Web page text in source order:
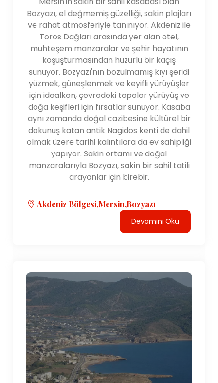
Bozyazı, el değmemiş güzelliği, sakin plajları
ve rahat atmosferiyle tanınıyor. Akdeniz ile
Toros Dağları arasında yer alan otel,
muhteşem manzaralar ve şehir hayatının
koşuşturmasından huzurlu bir kaçış
sunuyor. Bozyazı'nın bozulmamış kıyı şeridi
yüzmek, güneşlenmek ve keyifli yürüyüşler
için idealken, çevredeki tepeler yürüyüş ve
doğa keşifleri için fırsatlar sunuyor. Kasaba
aynı zamanda doğal cazibesine kültürel bir
dokunuş katan antik Nagidos kenti de dahil
olmak üzere tarihi kalıntılara da ev sahipliği
yapıyor. Sakin ortamı ve doğal
manzaralarıyla Bozyazı, sakin bir sahil tatili
arayanlar için birebir.
Akdeniz Bölgesi,Mersin,Bozyazı
Devamını Oku